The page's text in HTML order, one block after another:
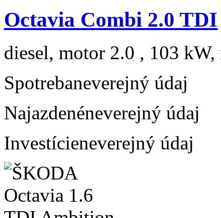
Octavia Combi 2.0 TDI
diesel, motor 2.0 , 103 kW,
Spotrebaneverejný údaj
Najazdenéneverejný údaj
Investícieneverejný údaj